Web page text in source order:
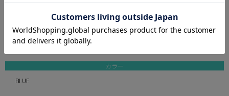
伸縮性 パット部分以外全てあり
パット カップ下部分は約2cmの厚み
透け感 カップ部分なし/スカート部分なし
付属品 ブラジャー、ウエストフリル、Tバックショーツ
素材 デニム素材、ラメデニム生地、ラメチュール
カラー
BLUE